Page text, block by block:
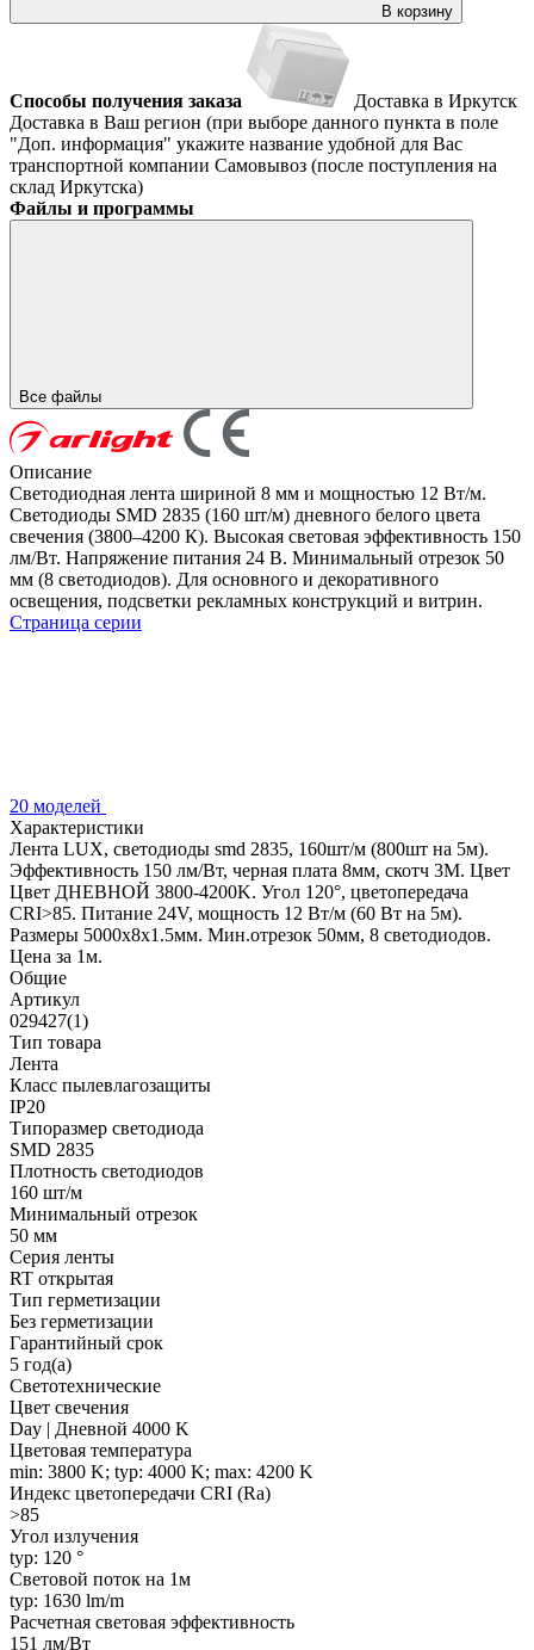
В корзину
Способы получения заказа
Доставка в Иркутск
Доставка в Ваш регион (при выборе данного пункта в поле
"Доп. информация" укажите название удобной для Вас
транспортной компании Самовывоз (после поступления на
склад Иркутска)
Файлы и программы
Все файлы
Описание
Светодиодная лента шириной 8 мм и мощностью 12 Вт/м.
Светодиоды SMD 2835 (160 шт/м) дневного белого цвета
свечения (3800–4200 К). Высокая световая эффективность 150
лм/Вт. Напряжение питания 24 В. Минимальный отрезок 50
мм (8 светодиодов). Для основного и декоративного
освещения, подсветки рекламных конструкций и витрин.
Страница серии
20 моделей
Характеристики
Лента LUX, светодиоды smd 2835, 160шт/м (800шт на 5м).
Эффективность 150 лм/Вт, черная плата 8мм, скотч 3М. Цвет
Цвет ДНЕВНОЙ 3800-4200K. Угол 120°, цветопередача
CRI>85. Питание 24V, мощность 12 Вт/м (60 Вт на 5м).
Размеры 5000х8х1.5мм. Мин.отрезок 50мм, 8 светодиодов.
Цена за 1м.
Общие
Артикул
029427(1)
Тип товара
Лента
Класс пылевлагозащиты
IP20
Типоразмер светодиода
SMD 2835
Плотность светодиодов
160 шт/м
Минимальный отрезок
50 мм
Серия ленты
RT открытая
Тип герметизации
Без герметизации
Гарантийный срок
5 год(а)
Светотехнические
Цвет свечения
Day | Дневной 4000 K
Цветовая температура
min: 3800 K; typ: 4000 K; max: 4200 K
Индекс цветопередачи CRI (Ra)
>85
Угол излучения
typ: 120 °
Световой поток на 1м
typ: 1630 lm/m
Расчетная световая эффективность
151 лм/Вт